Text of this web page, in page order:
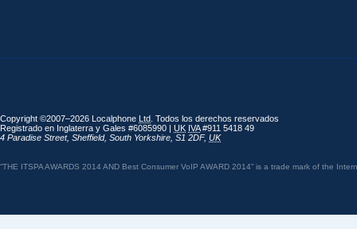
Copyright ©2007–2026 Localphone Ltd . Todos los derechos reservados
Registrado en Inglaterra y Gales #6085990 | UK IVA#911 5418 49
4 Paradise Street, Sheffield, South Yorkshire S1 2DF, UK
“THE ITSPA AWARDS 2014 AND Best Consumer VoIP AWARD 2014” is a trade mark of the